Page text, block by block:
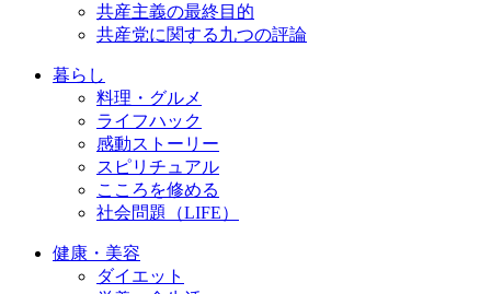
共産主義の最終目的
共産党に関する九つの評論
暮らし
料理・グルメ
ライフハック
感動ストーリー
スピリチュアル
こころを修める
社会問題（LIFE）
健康・美容
ダイエット